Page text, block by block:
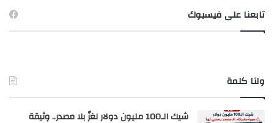
تابعنا على فيسبوك
ولنا كلمة
شيك الـ100 مليون دولار لغزٌ بلا مصدر.. وثيقة